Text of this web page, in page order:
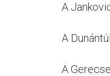
A
A
A